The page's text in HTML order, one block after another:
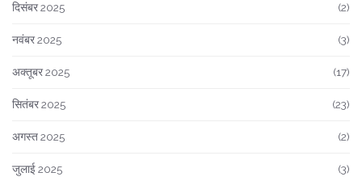
दिसंबर 2025 (2)
नवंबर 2025 (3)
अक्तूबर 2025 (17)
सितंबर 2025 (23)
अगस्त 2025 (2)
जुलाई 2025 (3)